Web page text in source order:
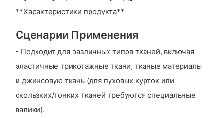
**Характеристики продукта**
Сценарии Применения
- Подходит для различных типов тканей, включая
эластичные трикотажные ткани, тканые материалы
и джинсовую ткань (для пуховых курток или
скользких/тонких тканей требуются специальные
валики).